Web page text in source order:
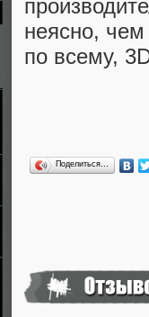
неясно,
по всему,
Поделиться…